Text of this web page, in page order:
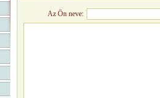
Az Ön neve: